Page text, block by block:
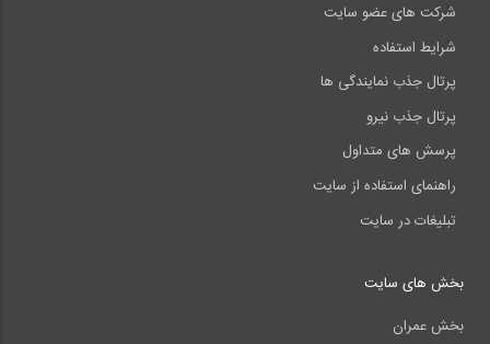
شرکت های عضو سایت
شرایط استفاده
پرتال جذب نمایندگی ها
پرتال جذب نیرو
پرسش های متداول
راهنمای استفاده از سایت
تبلیغات در سایت
بخش های سایت
بخش عمران